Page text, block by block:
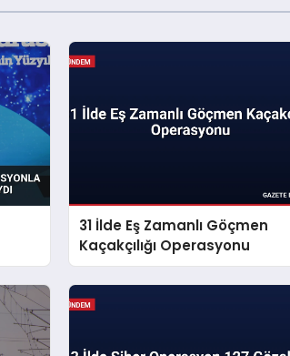
31 İlde Eş Zamanlı Göçmen
Kaçakçılığı Operasyonu